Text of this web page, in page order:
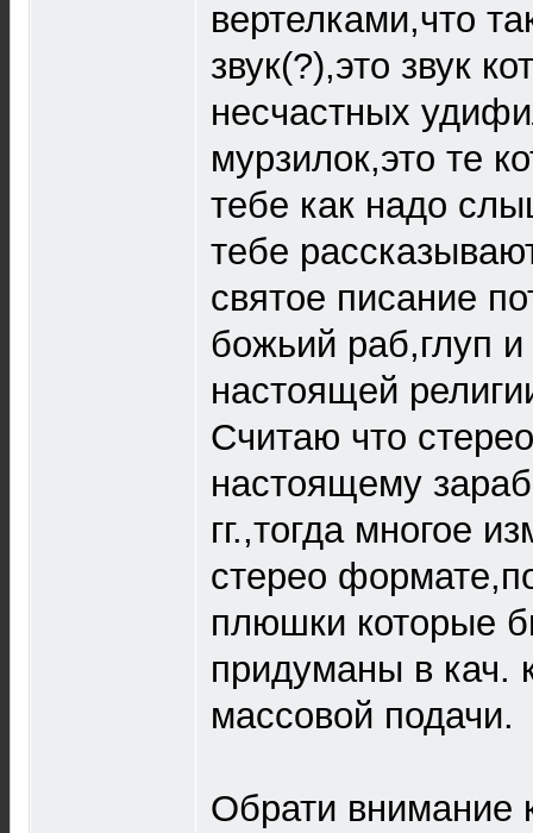
вертелками,что
звук(?),это звук
несчастных
мурзилок,это те
тебе как надо
тебе
святое писание
божьий раб,глуп и
настоящей
Считаю что
настоящему
гг.,тогда многое
стерео
плюшки которые
придуманы в кач.
массовой подачи.
Обрати внимание